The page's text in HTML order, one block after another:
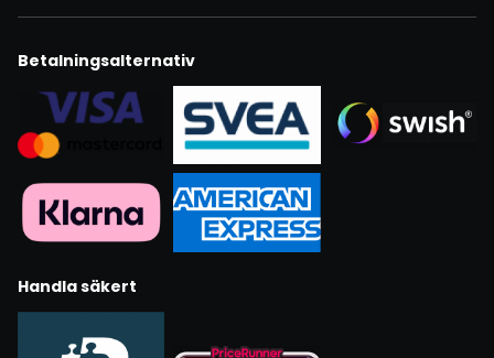
Betalningsalternativ
Handla säkert